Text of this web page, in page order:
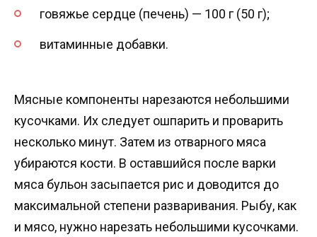
говяжье сердце (печень) — 100 г (50 г);
витаминные добавки.
Мясные компоненты нарезаются небольшими
кусочками. Их следует ошпарить и проварить
несколько минут. Затем из отварного мяса
убираются кости. В оставшийся после варки
мяса бульон засыпается рис и доводится до
максимальной степени разваривания. Рыбу, как
и мясо, нужно нарезать небольшими кусочками.